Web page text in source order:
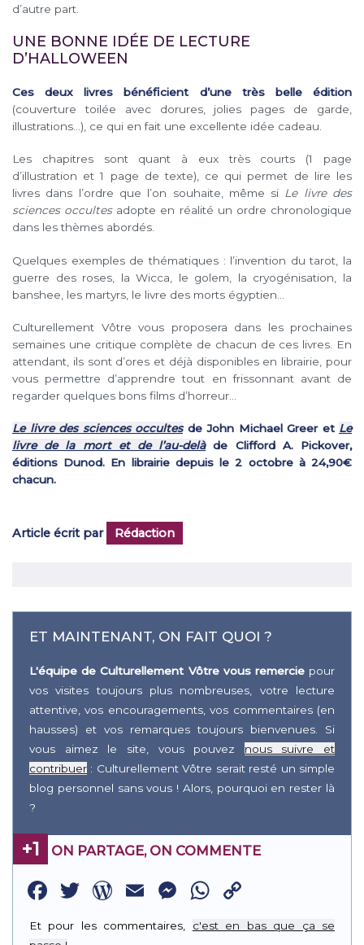
d’autre part.
UNE BONNE IDÉE DE LECTURE
D’HALLOWEEN
Ces deux livres bénéficient d’une très belle édition
(couverture toilée avec dorures, jolies pages de garde,
illustrations…), ce qui en fait une excellente idée cadeau.
Les chapitres sont quant à eux très courts (1 page
d’illustration et 1 page de texte), ce qui permet de lire les
livres dans l’ordre que l’on souhaite, même si Le livre des
sciences occultesadopte en réalité un ordre chronologique
dans les thèmes abordés.
Quelques exemples de thématiques : l’invention du tarot, la
guerre des roses, la Wicca, le golem, la cryogénisation, la
banshee, les martyrs, le livre des morts égyptien…
Culturellement Vôtre vous proposera dans les prochaines
semaines une critique complète de chacun de ces livres. En
attendant, ils sont d’ores et déjà disponibles en librairie, pour
vous permettre d’apprendre tout en frissonnant avant de
regarder quelques bons films d’horreur…
Le livre des sciences occultes de John Michael Greer et Le
livre de la mort et de l’au-delàde Clifford A. Pickover,
éditions Dunod. En librairie depuis le 2 octobre à 24,90€
chacun.
Article écrit par Rédaction
ET MAINTENANT, ON FAIT QUOI ?
L'équipe de Culturellement Vôtre vous remerciepour
vos visites toujours plus nombreuses, votre lecture
attentive, vos encouragements, vos commentaires (en
hausses) et vos remarques toujours bienvenues. Si
vous aimez le site, vous pouvez nous suivre et
contribuer : Culturellement Vôtre serait resté un simple
blog personnel sans vous ! Alors, pourquoi en rester là
?
+1 ON PARTAGE, ON COMMENTE
Facebook
Twitter
WordPress
EmailMessenger
WhatsApp
Link
Et pour les commentaires, c'est en bas que ça se